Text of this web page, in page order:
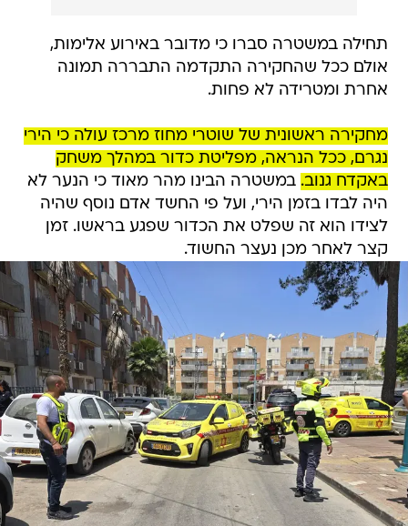
תחילה במשטרה סברו כי מדובר באירוע אלימות,
אולם ככל שהחקירה התקדמה התבררה תמונה
אחרת ומטרידה לא פחות.
מחקירה ראשונית של שוטרי מחוז מרכז עולה כי הירי
נגרם, ככל הנראה, מפליטת כדור במהלך משחק
באקדח גנוב. במשטרה הבינו מהר מאוד כי הנער לא
היה לבדו בזמן הירי, ועל פי החשד אדם נוסף שהיה
לצידו הוא זה שפלט את הכדור שפגע בראשו. זמן
קצר לאחר מכן נעצר החשוד.